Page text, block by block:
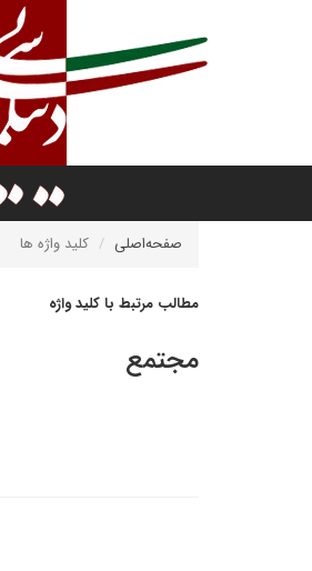
صفحه‌اصلی کلید واژه ها
مطالب مرتبط با کلید واژه
مجتمع